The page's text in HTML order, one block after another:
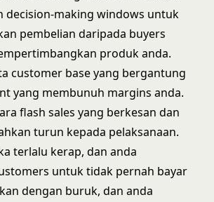
decision-making windows untuk
pembelian daripada buyers
produk anda.
customer base yang bergantung
yang membunuh margins anda.
flash sales yang berkesan dan
turun kepada pelaksanaan.
terlalu kerap, dan anda
untuk tidak pernah bayar
dengan buruk, dan anda